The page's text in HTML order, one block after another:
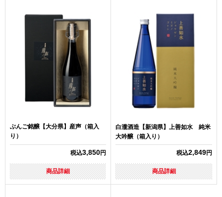
ぶんご銘醸【大分県】産声（箱入
り）
税込3,850円
商品詳細
白瀧酒造【新潟県】上善如水 純米
大吟醸（箱入り）
税込2,849円
商品詳細